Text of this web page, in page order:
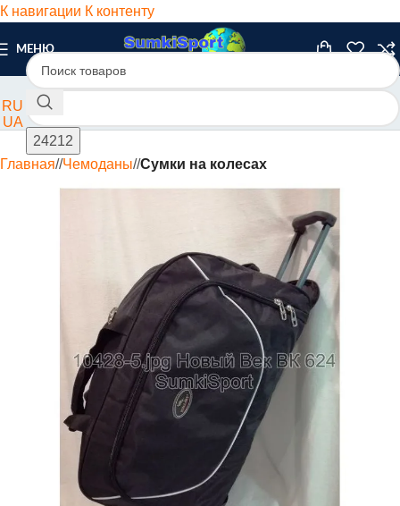
К навигации К контенту
МЕНЮ
RU
UA
Главная/ Чемоданы/ Сумки на колесах